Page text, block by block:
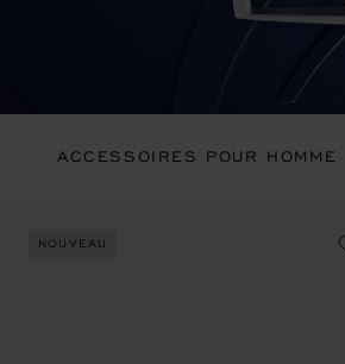
ACCESSOIRES POUR HOMME
NOUVEAU